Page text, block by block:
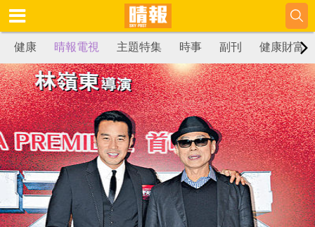
健康 晴報電視 主題特集 時事 副刊 健康財富